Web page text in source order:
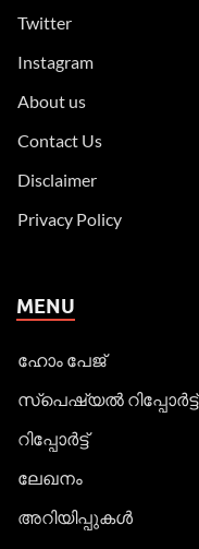
Twitter
Instagram
About us
Contact Us
Disclaimer
Privacy Policy
MENU
ഹോം പേജ്
സ്പെഷ്യൽ റിപ്പോര്‍ട്ട്
റിപ്പോര്‍ട്ട്
ലേഖനം
അറിയിപ്പുകള്‍